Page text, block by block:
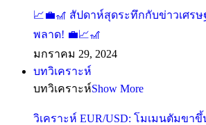
📈💼🎢 สัปดาห์สุดระทึกกับข่าวเศร
พลาด! 💼📈🎢
มกราคม 29, 2024
บทวิเคราะห์
บทวิเคราะห์Show More
วิเคราะห์ EUR/USD: โมเมนตัมขา